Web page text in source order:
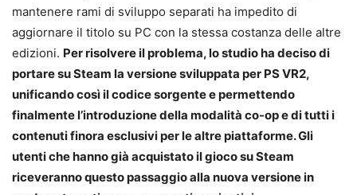
mantenere rami di sviluppo separati ha impedito di
aggiornare il titolo su PC con la stessa costanza delle altre
edizioni. Per risolvere il problema, lo studio ha deciso di
portare su Steam la versione sviluppata per PS VR2,
unificando così il codice sorgente e permettendo
finalmente l’introduzione della modalità co-op e di tutti i
contenuti finora esclusivi per le altre piattaforme. Gli
utenti che hanno già acquistato il gioco su Steam
riceveranno questo passaggio alla nuova versione in